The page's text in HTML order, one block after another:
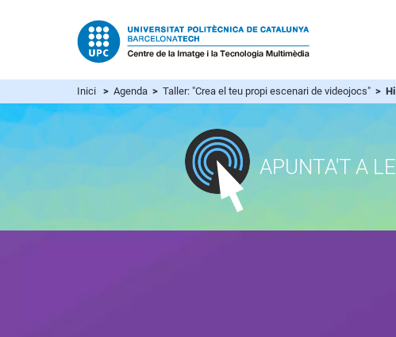
Inici > Agenda > Taller: "Crea el teu propi escenari de videojocs" >
APUNTA'T A